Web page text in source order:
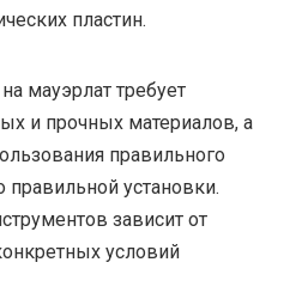
пластин.
мауэрлат требует
и прочных материалов, а
правильного
правильной установки.
зависит от
условий